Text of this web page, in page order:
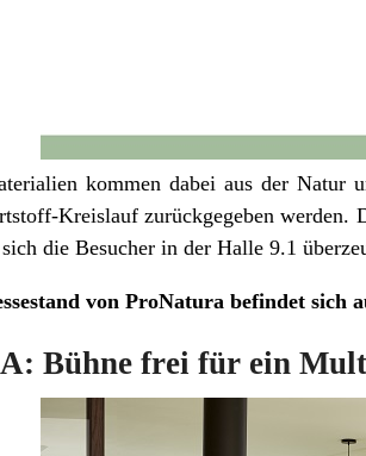
kommen dabei aus der Natur
Kreislauf zurückgegeben werden.
die Besucher in der Halle 9.1
von ProNatura befindet sich
Bühne frei für ein